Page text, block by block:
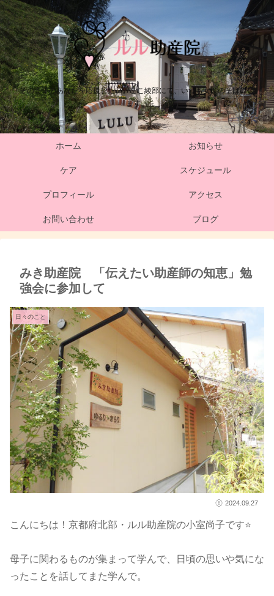
そのままのあなたを応援したい。ここ綾部にて、いつも女性のそばにい
ます。
ホーム お知らせ
ケア スケジュール
プロフィール アクセス
お問い合わせ ブログ
みき助産院 「伝えたい助産師の知恵」勉
強会に参加して
日々のこと
2024.09.27
こんにちは！京都府北部・ルル助産院の小室尚子です⭐
母子に関わるものが集まって学んで、日頃の思いや気にな
ったことを話してまた学んで。